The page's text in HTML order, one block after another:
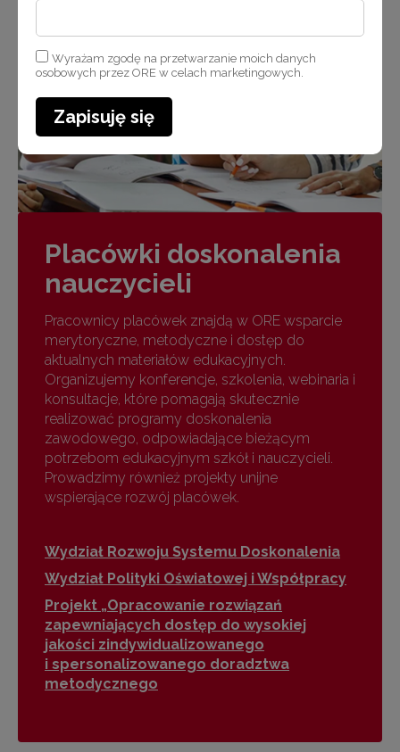
Placówki doskonalenia
nauczycieli
Pracownicy placówek znajdą w ORE wsparcie
merytoryczne, metodyczne i dostęp do
aktualnych materiałów edukacyjnych.
Organizujemy konferencje, szkolenia, webinaria i
konsultacje, które pomagają skutecznie
realizować programy doskonalenia
zawodowego, odpowiadające bieżącym
potrzebom edukacyjnym szkół i nauczycieli.
Prowadzimy również projekty unijne
wspierające rozwój placówek.
Wydział Rozwoju Systemu Doskonalenia
Wydział Polityki Oświatowej i Współpracy
Projekt „Opracowanie rozwiązań
zapewniających dostęp do wysokiej
jakości zindywidualizowanego
i spersonalizowanego doradztwa
metodycznego
Wyrażam zgodę na przetwarzanie moich danych
osobowych przez ORE w celach marketingowych.
Zapisuję się